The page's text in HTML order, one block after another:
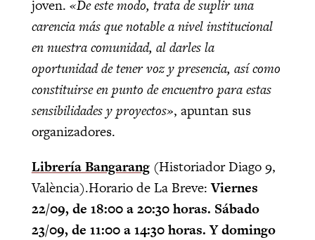
joven. «De este modo, trata de suplir una
carencia más que notable a nivel institucional
en nuestra comunidad, al darles la
oportunidad de tener voz y presencia, así como
constituirse en punto de encuentro para estas
sensibilidades y proyectos», apuntan sus
organizadores.
Librería Bangarang (Historiador Diago 9,
València).Horario de La Breve:Viernes
22/09, de 18:00 a 20:30 horas. Sábado
23/09, de 11:00 a 14:30 horas. Y domingo